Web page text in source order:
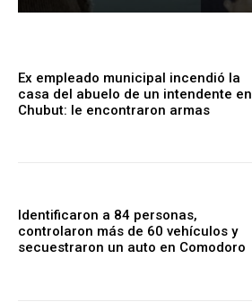
Ex empleado municipal incendió la
casa del abuelo de un intendente en
Chubut: le encontraron armas
Identificaron a 84 personas,
controlaron más de 60 vehículos y
secuestraron un auto en Comodoro